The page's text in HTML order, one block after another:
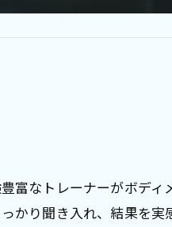
富なトレーナーがボデ
かり聞き入れ、結果を